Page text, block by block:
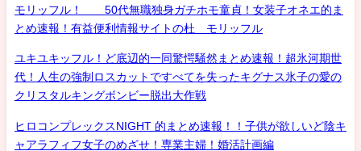
モリッフル！ 50代無職独身ガチホモ童貞！女装子オネエ的ま
とめ速報！有益便利情報サイトの杜 モリッフル
ユキユキッフル！ど底辺的一同驚愕騒然まとめ速報！超氷河期世
代！人生の強制ロスカットですべてを失ったキグナス氷子の愛の
クリスタルキングボンビー脱出大作戦
ヒロコンプレックスNIGHT 的まとめ速報！！子供が欲しいど陰キ
ャアラフィフ女子のめざせ！専業主婦！婚活計画編